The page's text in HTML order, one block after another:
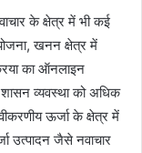
के क्षेत्र में भी कई
खनन क्षेत्र में
का ऑनलाइन
व्यवस्था को अधिक
ऊर्जा के क्षेत्र में
उत्पादन जैसे नवाचार